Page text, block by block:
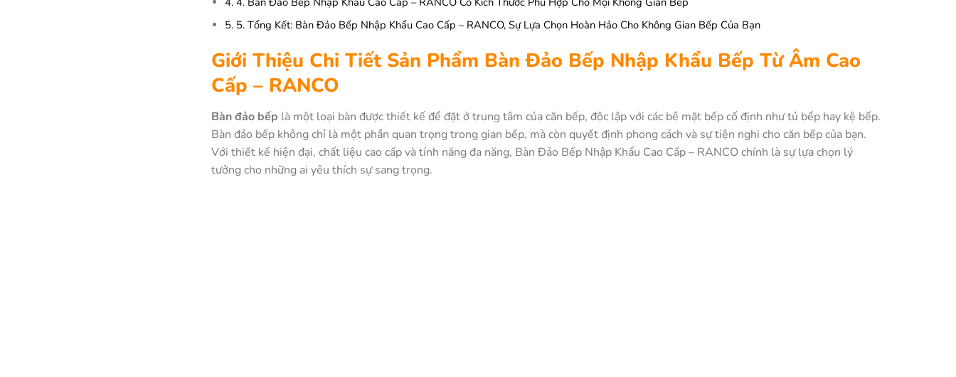
5. 5. Tổng Kết: Bàn Đảo Bếp Nhập Khẩu Cao Cấp – RANCO, Sự Lựa Chọn Hoàn Hảo Cho Không Gian Bếp Của Bạn
Giới Thiệu Chi Tiết Sản Phẩm Bàn Đảo Bếp Nhập Khẩu Bếp Từ Âm Cao
Cấp – RANCO
Bàn đảo bếp là một loại bàn được thiết kế để đặt ở trung tâm của căn bếp, độc lập với các bề mặt bếp cố định như tủ bếp hay kệ bếp.
Bàn đảo bếp không chỉ là một phần quan trọng trong gian bếp, mà còn quyết định phong cách và sự tiện nghi cho căn bếp của bạn.
Với thiết kế hiện đại, chất liệu cao cấp và tính năng đa năng, Bàn Đảo Bếp Nhập Khẩu Cao Cấp – RANCO chính là sự lựa chọn lý
tưởng cho những ai yêu thích sự sang trọng.